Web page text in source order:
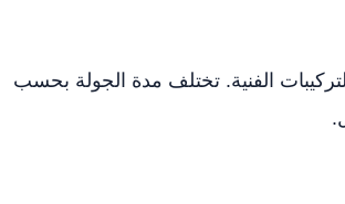
الفنية. تختلف مدة الجولة بحسب